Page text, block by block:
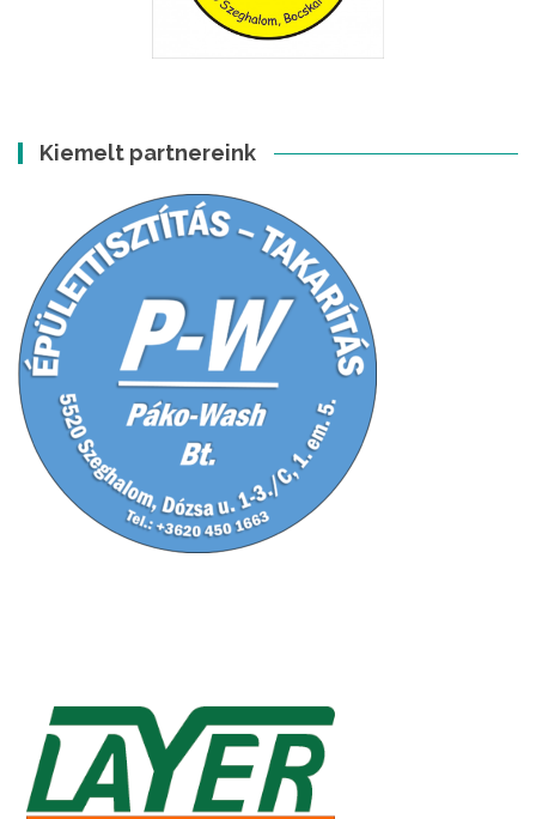
Kiemelt partnereink